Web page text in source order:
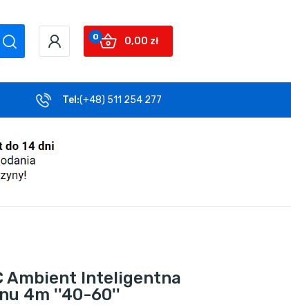
0,00 zł
0
Tel:(+48) 511 254 277
Ambient Inteligentna
4m ''40-60''